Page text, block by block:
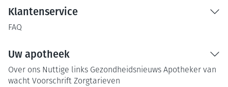
Klantenservice
FAQ
Uw apotheek
Over ons Nuttige links Gezondheidsnieuws Apotheker van
wacht Voorschrift Zorgtarieven